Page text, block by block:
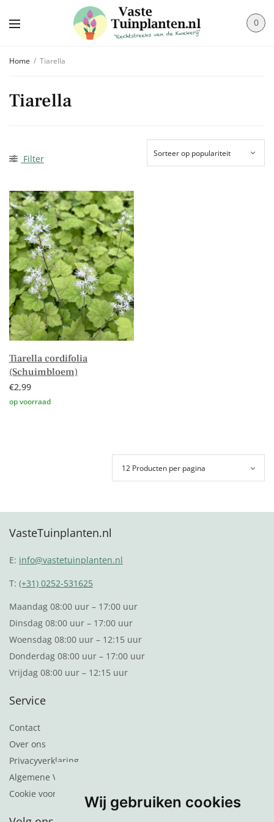
Wij gebruiken cookies
0
Home / Tiarella
Tiarella
Filter
Tiarella cordifolia
(Schuimbloem)
€2,99
VasteTuinplanten.nl
E: info@vastetuinplanten.nl
T:(+31) 0252-531625
Maandag 08:00 uur – 17:00 uur
Dinsdag 08:00 uur – 17:00 uur
Woensdag 08:00 uur – 12:15 uur
Donderdag 08:00 uur – 17:00 uur
Vrijdag 08:00 uur – 12:15 uur
Service
Contact
Over ons
Privacyverklaring
Algemene Voorwaarden
Cookie voorkeuren